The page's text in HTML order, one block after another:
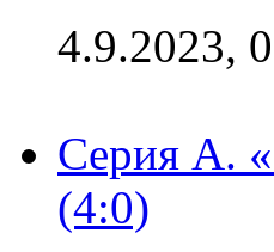
4.9.2023,
Серия А.
(4:0)